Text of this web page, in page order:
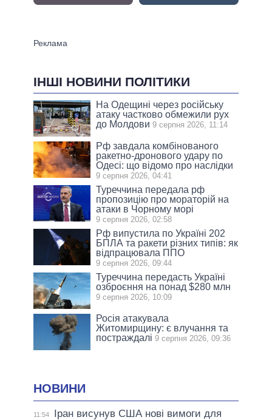
ІНШІ НОВИНИ ПОЛІТИКИ
На Одещині через російську
атаку частково обмежили рух
до Молдови 9 серпня 2026, 11:14
Рф завдала комбінованого
ракетно-дронового удару по
Одесі: що відомо про наслідки
9 серпня 2026, 04:41
Туреччина передала рф
пропозицію про мораторій на
атаки в Чорному морі
9 серпня 2026, 02:58
Рф випустила по Україні 202
БПЛА та ракети різних типів: як
відпрацювала ППО
9 серпня 2026, 09:44
Туреччина передасть Україні
озброєння на понад $280 млн
9 серпня 2026, 10:09
Росія атакувала
Житомирщину: є влучання та
постраждалі 9 серпня 2026, 09:36
НОВИНИ
11:54
Іран висунув США нові вимоги для